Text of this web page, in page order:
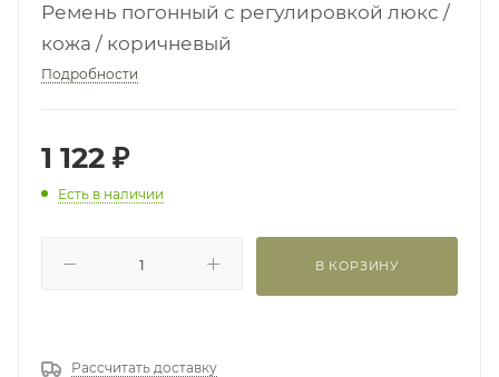
Ремень погонный с регулировкой люкс /
кожа / коричневый
Подробности
1 122 ₽
Есть в наличии
В КОРЗИНУ
Рассчитать доставку